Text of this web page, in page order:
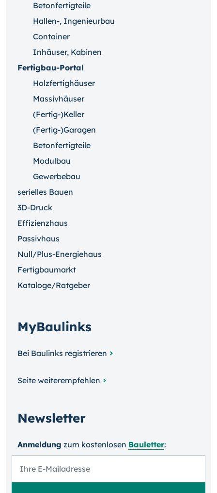
Betonfertigteile
Hallen-, Ingenieurbau
Container
Inhäuser, Kabinen
Fertigbau-Portal
Holzfertighäuser
Massivhäuser
(Fertig-)Keller
(Fertig-)Garagen
Betonfertigteile
Modulbau
Gewerbebau
serielles Bauen
3D-Druck
Effizienzhaus
Passivhaus
Null/Plus-Energiehaus
Fertigbaumarkt
Kataloge/Ratgeber
MyBaulinks
Bei Baulinks registrieren
Seite weiterempfehlen
Newsletter
Anmeldung zum kosten­losen Bauletter: